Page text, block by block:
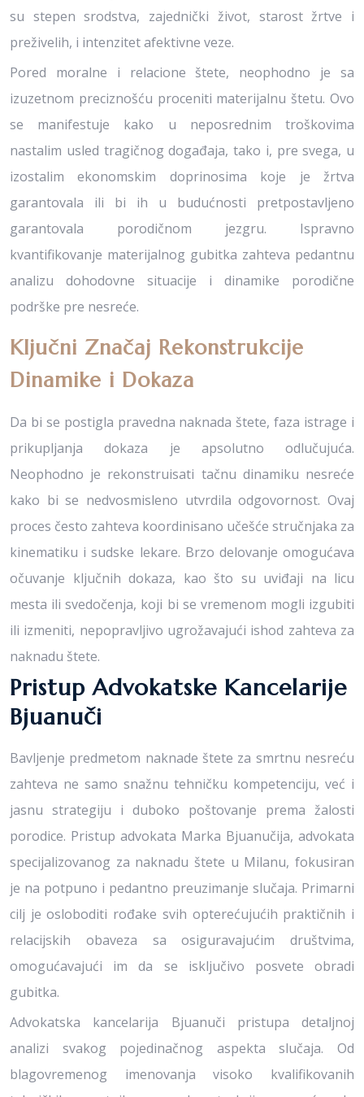
su stepen srodstva, zajednički život, starost žrtve i
preživelih, i intenzitet afektivne veze.
Pored moralne i relacione štete, neophodno je sa
izuzetnom preciznošću proceniti materijalnu štetu. Ovo
se manifestuje kako u neposrednim troškovima
nastalim usled tragičnog događaja, tako i, pre svega, u
izostalim ekonomskim doprinosima koje je žrtva
garantovala ili bi ih u budućnosti pretpostavljeno
garantovala porodičnom jezgru. Ispravno
kvantifikovanje materijalnog gubitka zahteva pedantnu
analizu dohodovne situacije i dinamike porodične
podrške pre nesreće.
Ključni Značaj Rekonstrukcije
Dinamike i Dokaza
Da bi se postigla pravedna naknada štete, faza istrage i
prikupljanja dokaza je apsolutno odlučujuća.
Neophodno je rekonstruisati tačnu dinamiku nesreće
kako bi se nedvosmisleno utvrdila odgovornost. Ovaj
proces često zahteva koordinisano učešće stručnjaka za
kinematiku i sudske lekare. Brzo delovanje omogućava
očuvanje ključnih dokaza, kao što su uviđaji na licu
mesta ili svedočenja, koji bi se vremenom mogli izgubiti
ili izmeniti, nepopravljivo ugrožavajući ishod zahteva za
naknadu štete.
Pristup Advokatske Kancelarije
Bjuanuči
Bavljenje predmetom naknade štete za smrtnu nesreću
zahteva ne samo snažnu tehničku kompetenciju, već i
jasnu strategiju i duboko poštovanje prema žalosti
porodice. Pristup advokata Marka Bjuanučija, advokata
specijalizovanog za naknadu štete u Milanu, fokusiran
je na potpuno i pedantno preuzimanje slučaja. Primarni
cilj je osloboditi rođake svih opterećujućih praktičnih i
relacijskih obaveza sa osiguravajućim društvima,
omogućavajući im da se isključivo posvete obradi
gubitka.
Advokatska kancelarija Bjuanuči pristupa detaljnoj
analizi svakog pojedinačnog aspekta slučaja. Od
blagovremenog imenovanja visoko kvalifikovanih